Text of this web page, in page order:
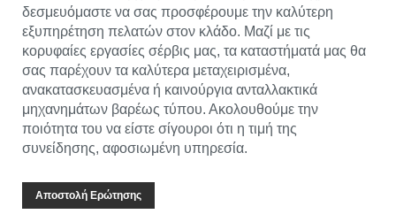
δεσμευόμαστε να σας προσφέρουμε την καλύτερη
εξυπηρέτηση πελατών στον κλάδο. Μαζί με τις
κορυφαίες εργασίες σέρβις μας, τα καταστήματά μας θα
σας παρέχουν τα καλύτερα μεταχειρισμένα,
ανακατασκευασμένα ή καινούργια ανταλλακτικά
μηχανημάτων βαρέως τύπου. Ακολουθούμε την
ποιότητα του να είστε σίγουροι ότι η τιμή της
συνείδησης, αφοσιωμένη υπηρεσία.
Αποστολή Ερώτησης